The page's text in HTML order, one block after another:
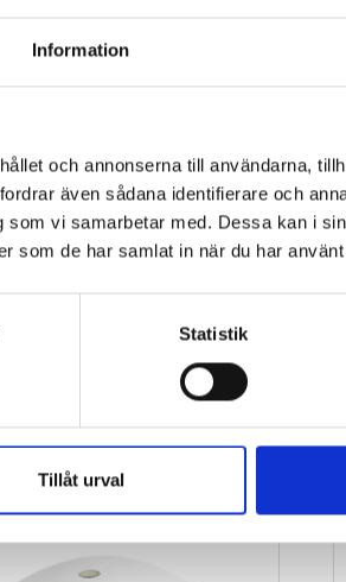
Information
och annonserna till användarna,
även sådana identifierare och
vi samarbetar med. Dessa kan i
som de har samlat in när du har
Statistik
Tillåt urval
PRODUCTS